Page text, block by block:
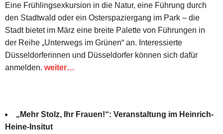
Eine Frühlingsexkursion in die Natur, eine Führung durch
den Stadtwald oder ein Osterspaziergang im Park – die
Stadt bietet im März eine breite Palette von Führungen in
der Reihe „Unterwegs im Grünen“ an. Interessierte
Düsseldorferinnen und Düsseldorfer können sich dafür
anmelden. weiter…
„Mehr Stolz, Ihr Frauen!“: Veranstaltung im Heinrich-
Heine-Insitut